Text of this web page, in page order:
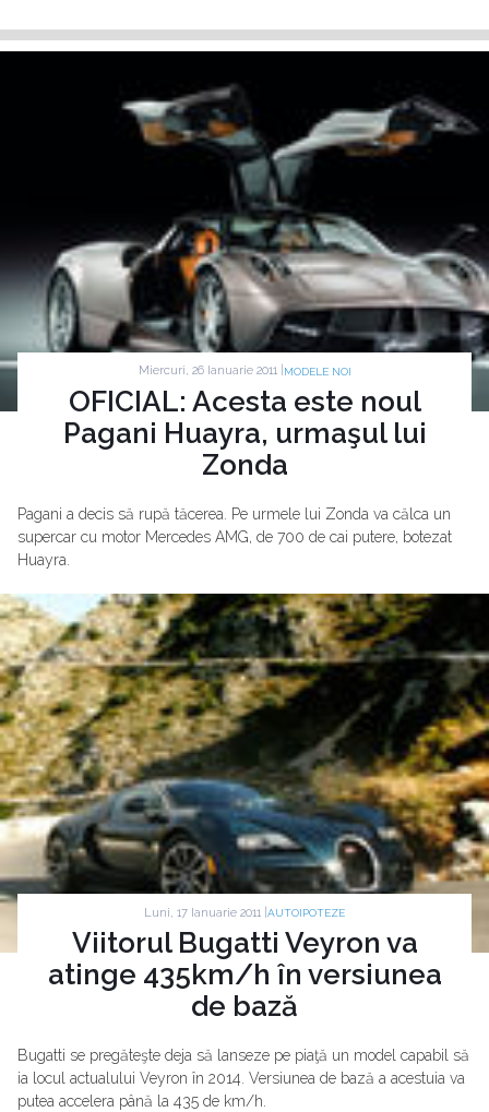
Miercuri, 26 Ianuarie 2011 | MODELE NOI
OFICIAL: Acesta este noul
Pagani Huayra, urmaşul lui
Zonda
Pagani a decis să rupă tăcerea. Pe urmele lui Zonda va călca un
supercar cu motor Mercedes AMG, de 700 de cai putere, botezat
Huayra.
Luni, 17 Ianuarie 2011 | AUTOIPOTEZE
Viitorul Bugatti Veyron va
atinge 435km/h în versiunea
de bază
Bugatti se pregăteşte deja să lanseze pe piaţă un model capabil să
ia locul actualului Veyron în 2014. Versiunea de bază a acestuia va
putea accelera până la 435 de km/h.